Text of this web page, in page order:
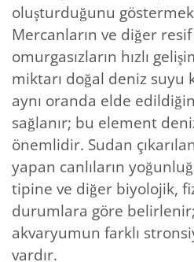
oluşturduğunu
Mercanların ve diğer
omurgasızların hızlı
miktarı doğal deniz suyu
aynı oranda elde
sağlanır; bu element
önemlidir. Sudan
yapan canlıların
tipine ve diğer biyolojik,
durumlara göre
akvaryumun farklı
vardır.